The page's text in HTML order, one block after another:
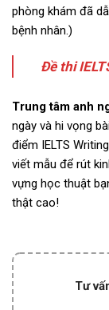
phòng khám đã
bệnh nhân.)
Đề thi
Trung tâm anh
ngày và hi vọng
điểm IELTS
viết mẫu để rút
vựng học thuật
thật cao!
Tư